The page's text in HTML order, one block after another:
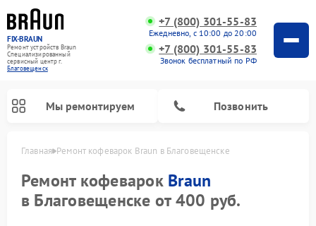
FIX-BRAUN
Ремонт устройств Braun
Специализированный
cервисный центр г.
Благовещенск
+7 (800) 301-55-83
Ежедневно, с 10:00 до 20:00
+7 (800) 301-55-83
Звонок бесплатный по РФ
Мы ремонтируем Позвонить
Главная Ремонт кофеварок Braun в Благовещенске
Ремонт кофеварок Braun
в Благовещенске от 400 руб.